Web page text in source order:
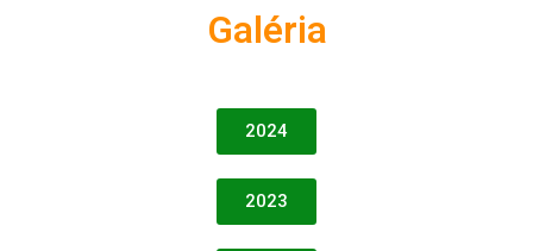
Galéria
2024
2023